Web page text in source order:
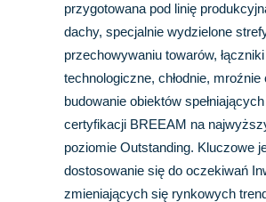
przygotowana pod linię
dachy, specjalnie wydzielone
przechowywaniu towarów, łączniki
technologiczne, chłodnie, mroźnie
budowanie obiektów
certyfikacji BREEAM na
poziomie Outstanding. Kluczowe
dostosowanie się do oczekiwań
zmieniających się rynkowych